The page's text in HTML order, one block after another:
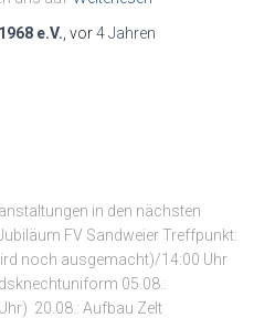
e.V. , vor4 Jahren
in den nächsten
FV Sandweier Treffpunkt:
noch ausgemacht)/14:00 Uhr
05.08.:
20.08.: Aufbau Zelt